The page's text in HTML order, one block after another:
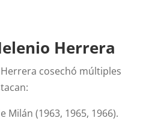
Herrera
cosechó múltiples
Milán (1963, 1965, 1966).